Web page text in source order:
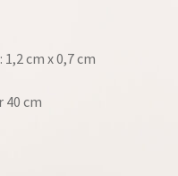
1,2 cm x 0,7 cm
40 cm